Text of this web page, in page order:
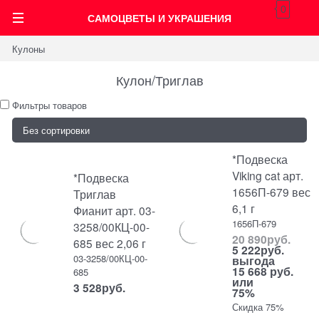
САМОЦВЕТЫ И УКРАШЕНИЯ
0
Кулоны
Кулон/Триглав
Фильтры товаров
*Подвеска
Триглав
Фианит арт. 03-
3258/00КЦ-00-
685 вес 2,06 г
03-3258/00КЦ-00-
685
3 528руб.
*Подвеска
Viking cat арт.
1656П-679 вес
6,1 г
1656П-679
20 890руб.
5 222руб.
выгода
15 668 руб.
или
75%
Скидка 75%